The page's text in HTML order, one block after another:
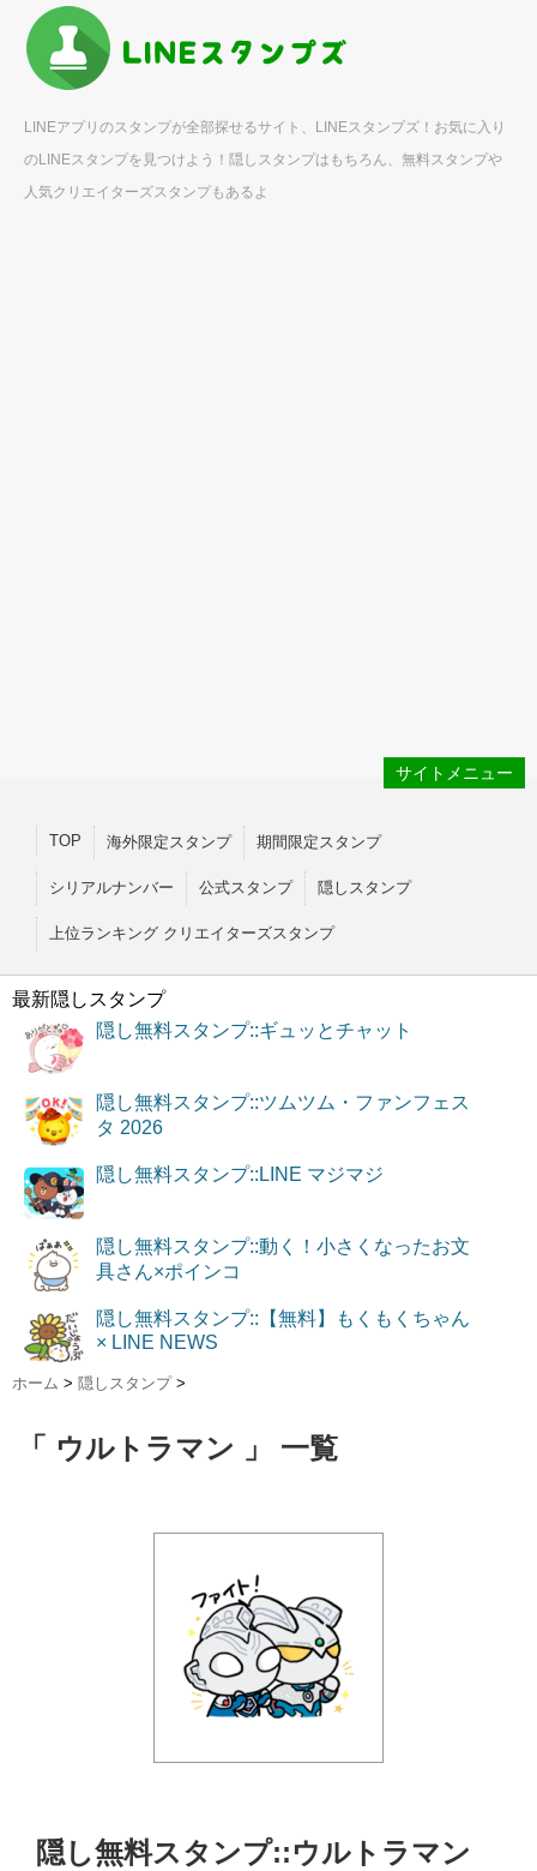
LINEアプリのスタンプが全部探せるサイト、LINEスタンプズ！お気に入り
のLINEスタンプを見つけよう！隠しスタンプはもちろん、無料スタンプや
人気クリエイターズスタンプもあるよ
サイトメニュー
TOP 海外限定スタンプ 期間限定スタンプ
シリアルナンバー 公式スタンプ 隠しスタンプ
上位ランキング クリエイターズスタンプ
最新隠しスタンプ
隠し無料スタンプ::ギュッとチャット
隠し無料スタンプ::ツムツム・ファンフェス
タ 2026
隠し無料スタンプ::LINE マジマジ
隠し無料スタンプ::動く！小さくなったお文
具さん×ポインコ
隠し無料スタンプ::【無料】もくもくちゃん
× LINE NEWS
ホーム > 隠しスタンプ >
「 ウルトラマン 」 一覧
隠し無料スタンプ::ウルトラマン